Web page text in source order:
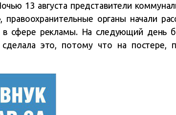
13 августа представители
правоохранительные органы начали
в сфере рекламы. На следующий день
сделала это, потому что на постере,